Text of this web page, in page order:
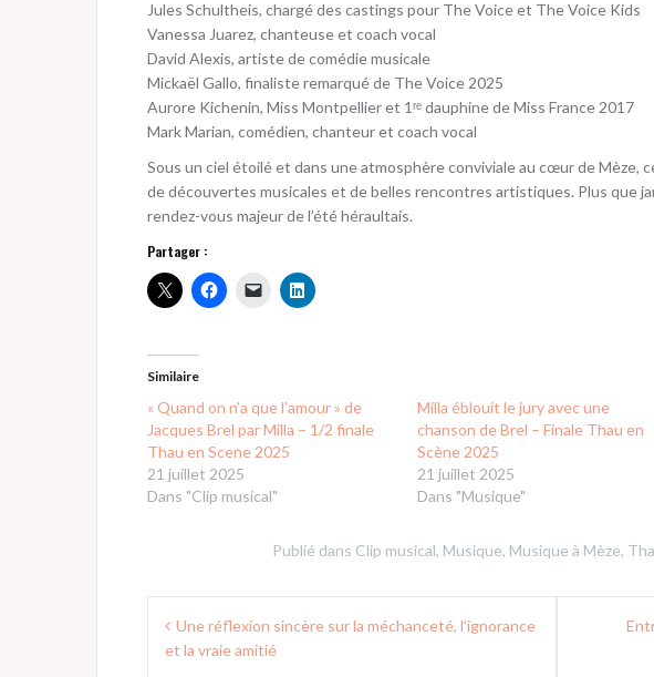
Jules Schultheis, chargé des castings pour The Voice et The Voice Kids
Vanessa Juarez, chanteuse et coach vocal
David Alexis, artiste de comédie musicale
Mickaël Gallo, finaliste remarqué de The Voice 2025
Aurore Kichenin, Miss Montpellier et 1ʳᵉ dauphine de Miss France 2017
Mark Marian, comédien, chanteur et coach vocal
Sous un ciel étoilé et dans une atmosphère conviviale au cœur de Mèze,
de découvertes musicales et de belles rencontres artistiques. Plus que
rendez-vous majeur de l’été héraultais.
Partager :
Similaire
« Quand on n’a que l’amour » de
Jacques Brel par Milla – 1/2 finale
Thau en Scene 2025
21 juillet 2025
Dans "Clip musical"
Milla éblouit le jury avec une
chanson de Brel – Finale Thau en
Scène 2025
21 juillet 2025
Dans "Musique"
Publié dans Clip musical, Musique, Musique à Mèze,
Navigation
deUne réflexion sincère sur la méchanceté, l’ignorance
et la vraie amitié